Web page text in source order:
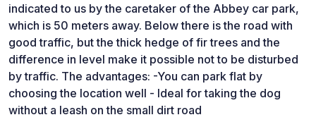
indicated to us by the caretaker of the Abbey car park,
which is 50 meters away. Below there is the road with
good traffic, but the thick hedge of fir trees and the
difference in level make it possible not to be disturbed
by traffic. The advantages: -You can park flat by
choosing the location well - Ideal for taking the dog
without a leash on the small dirt road